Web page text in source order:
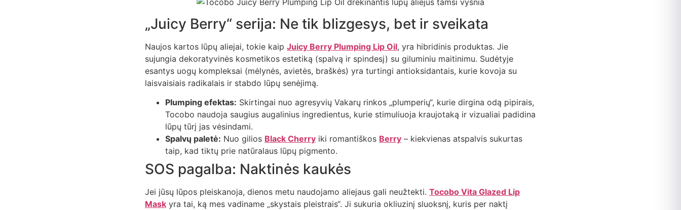
„Juicy Berry“ serija: Ne tik blizgesys, bet ir sveikata
Naujos kartos lūpų aliejai, tokie kaip Juicy Berry Plumping Lip Oil, yra hibridinis produktas. Jie
sujungia dekoratyvinės kosmetikos estetiką (spalvą ir spindesį) su giluminiu maitinimu. Sudėtyje
esantys uogų kompleksai (mėlynės, avietės, braškės) yra turtingi antioksidantais, kurie kovoja su
laisvaisiais radikalais ir stabdo lūpų senėjimą.
Plumping efektas: Skirtingai nuo agresyvių Vakarų rinkos „plumperių“, kurie dirgina odą pipirais,
Tocobo naudoja saugius augalinius ingredientus, kurie stimuliuoja kraujotaką ir vizualiai padidina
lūpų tūrį jas vėsindami.
Spalvų paletė: Nuo gilios Black Cherry iki romantiškos Berry – kiekvienas atspalvis sukurtas
taip, kad tiktų prie natūralaus lūpų pigmento.
SOS pagalba: Naktinės kaukės
Jei jūsų lūpos pleiskanoja, dienos metu naudojamo aliejaus gali neužtekti. Tocobo Vita Glazed Lip
Mask yra tai, ką mes vadiname „skystais pleistrais“. Ji sukuria okliuzinį sluoksnį, kuris per naktį